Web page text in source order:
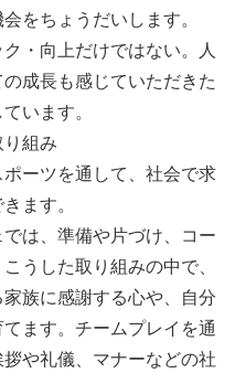
をちょうだいします。
・向上だけではない。人
成長も感じていただきた
います。
り組み
ーツを通して、社会で求
ます。
は、準備や片づけ、コー
うした取り組みの中で、
族に感謝する心や、自分
ます。チームプレイを通
や礼儀、マナーなどの社